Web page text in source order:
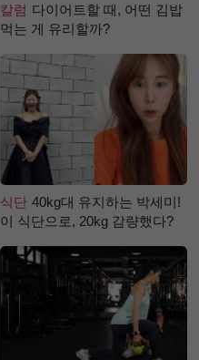
칼럼 다이어트할 때, 어떤 김밥
먹는 게 유리할까?
식단 40kg대 유지하는 박세미!
이 식단으로, 20kg 감량했다?